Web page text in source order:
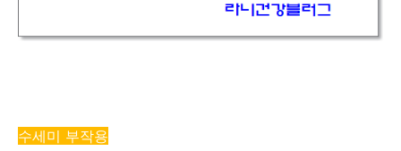
수세미 부작용